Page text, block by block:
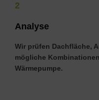
2
Ana­ly­se
Wir prüfen Dachfläche,
mögliche
Wärmepumpe.